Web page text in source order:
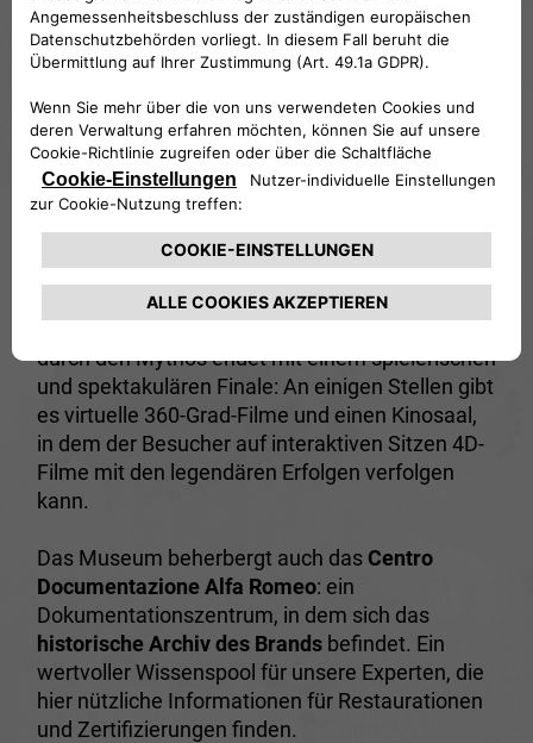
dem8C; von den Stars der Formel 1, wie dem
Tipo 159 „Alfetta”bis zu Champions der
Markenweltmeisterschaft wie33 TT 12und
12.
Die Ausstellung ist in drei Teilbereiche
gegliedert, die die Werte derDNA von Alfa
Romeowiderspiegeln: Der Abschnitt „
repräsentiert die industrielle Kontinuität, es
folgen „Beauty“ und „Speed“ mit suggestiven
Multimedia-Bereichen, die an die großen
Triumphe der Alfa-Historie erinnern. Die Reise
durch den Mythos endet mit einem spielerischen
und spektakulären Finale: An einigen Stellen gibt
es virtuelle 360-Grad-Filme und einen Kinosaal,
in dem der Besucher auf interaktiven Sitzen 4D-
Filme mit den legendären Erfolgen verfolgen
kann.
Das Museum beherbergt auch dasCentro
Documentazione Alfa Romeo: ein
Dokumentationszentrum, in dem sich das
historische Archiv des Brands befindet. Ein
wertvoller Wissenspool für unsere Experten, die
hier nützliche Informationen für Restaurationen
und Zertifizierungen finden.